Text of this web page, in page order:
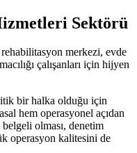
Sektörü
merkezi, evde
çalışanları için hijyen
bir halka olduğu için
hem operasyonel açıdan
belgeli olması, denetim
operasyon kalitesini de